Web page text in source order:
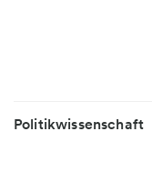
Politikwissenschaft